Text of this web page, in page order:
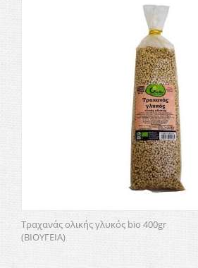
Τραχανάς ολικής γλυκός bio 400gr
(ΒΙΟΥΓΕΙΑ)